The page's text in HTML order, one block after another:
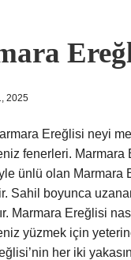
2025
Ereğlisi neyi
fenerleri. Marmara
ünlü olan Marmara
Sahil boyunca
Marmara Ereğlisi
yüzmek için
her iki